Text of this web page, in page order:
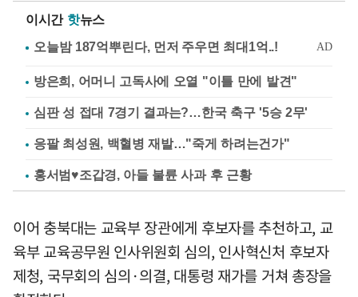
이시간 핫뉴스
방은희, 어머니 고독사에 오열 "이틀 만에 발견"
심판 성 접대 7경기 결과는?…한국 축구 '5승 2무'
응팔 최성원, 백혈병 재발…"죽게 하려는건가"
홍서범♥조갑경, 아들 불륜 사과 후 근황
이어 충북대는 교육부 장관에게 후보자를 추천하고, 교
육부 교육공무원 인사위원회 심의, 인사혁신처 후보자
제청, 국무회의 심의·의결, 대통령 재가를 거쳐 총장을